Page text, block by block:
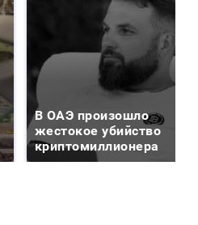
В ОАЭ произошло
жестокое убийство
криптомиллионера